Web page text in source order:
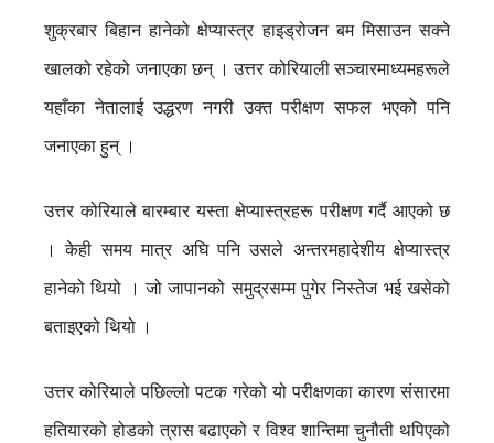
शुक्रबार बिहान हानेको क्षेप्यास्त्र हाइड्रोजन बम मिसाउन सक्ने
खालको रहेको जनाएका छन् । उत्तर कोरियाली सञ्चारमाध्यमहरूले
यहाँका नेतालाई उद्धरण नगरी उक्त परीक्षण सफल भएको पनि
जनाएका हुन् ।
उत्तर कोरियाले बारम्बार यस्ता क्षेप्यास्त्रहरू परीक्षण गर्दै आएको छ
। केही समय मात्र अघि पनि उसले अन्तरमहादेशीय क्षेप्यास्त्र
हानेको थियो । जो जापानको समुद्रसम्म पुगेर निस्तेज भई खसेको
बताइएको थियो ।
उत्तर कोरियाले पछिल्लो पटक गरेको यो परीक्षणका कारण संसारमा
हतियारको होडको त्रास बढाएको र विश्व शान्तिमा चुनौती थपिएको